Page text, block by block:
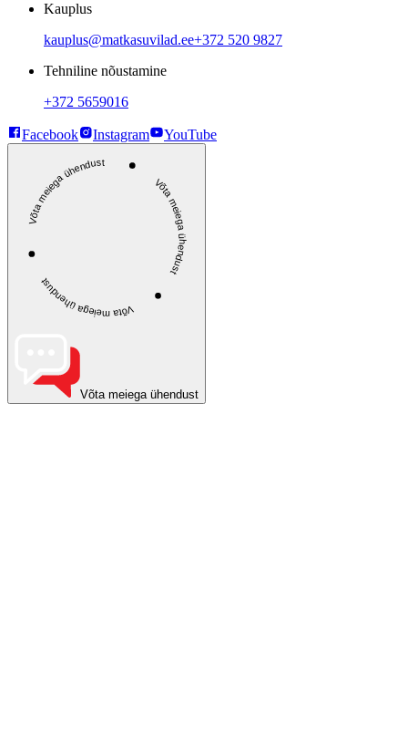
Kauplus
kauplus@matkasuvilad.ee+372 520 9827
Tehniline nõustamine
+372 5659016
Facebook Instagram YouTube
Võta meiega ühendust Võta meiega ühendust
Võta meiega ühendust
Võta meiega ühendust